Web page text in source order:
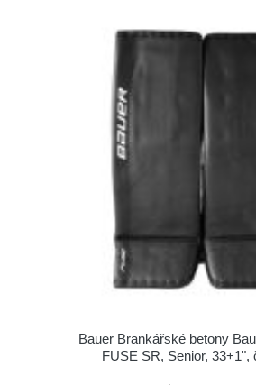
Bauer Brankářské betony
FUSE SR, Senior, 33+1",